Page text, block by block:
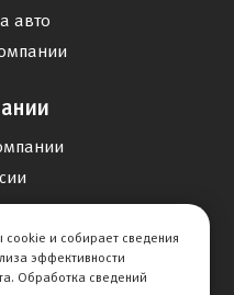
авто
cookie и собирает сведения
эффективности
Обработка сведений